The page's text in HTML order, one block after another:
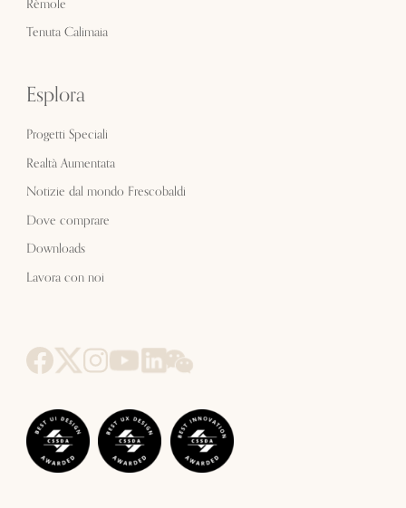
Tenuta Calimaia
Esplora
Progetti Speciali
Realtà Aumentata
Notizie dal mondo Frescobaldi
Dove comprare
Downloads
Lavora con noi